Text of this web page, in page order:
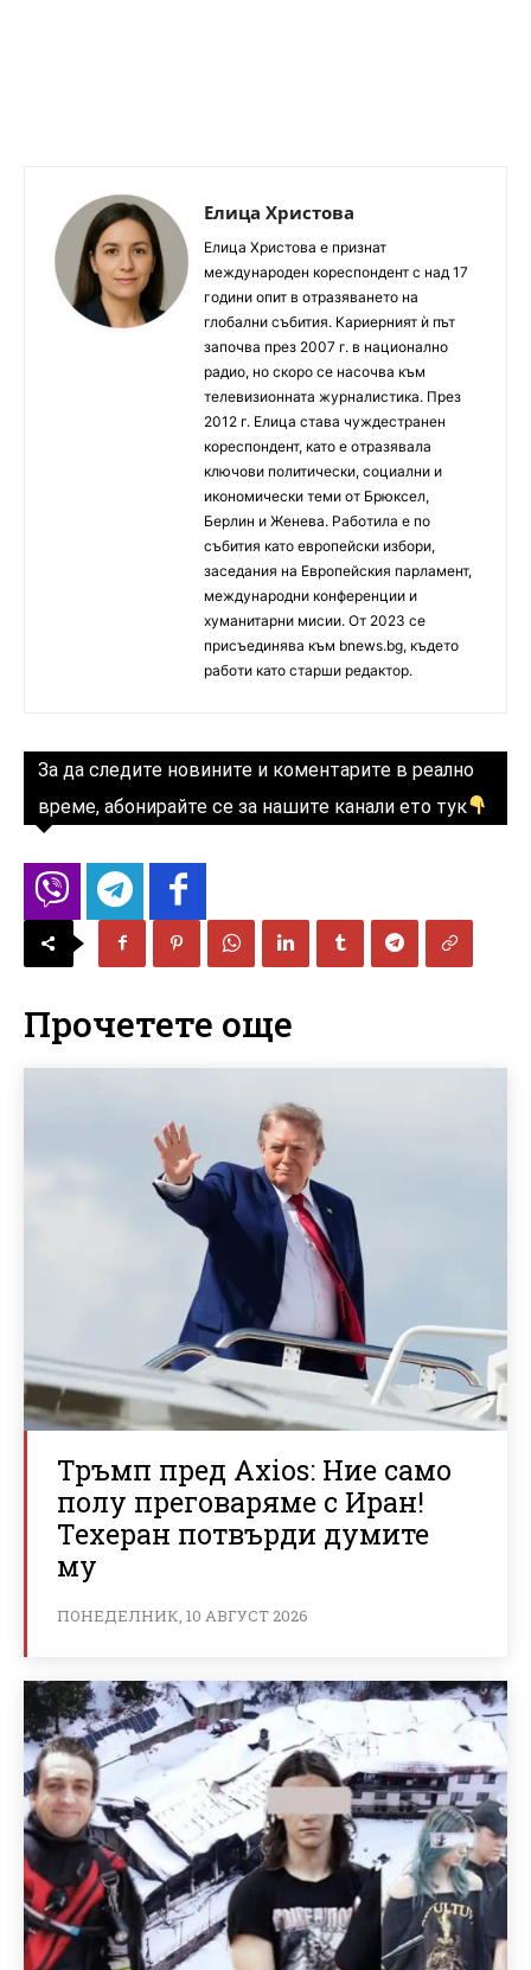
Елица Христова
Елица Христова е признат
международен кореспондент с над 17
години опит в отразяването на
глобални събития. Кариерният ѝ път
започва през 2007 г. в национално
радио, но скоро се насочва към
телевизионната журналистика. През
2012 г. Елица става чуждестранен
кореспондент, като е отразявала
ключови политически, социални и
икономически теми от Брюксел,
Берлин и Женева. Работила е по
събития като европейски избори,
заседания на Европейския парламент,
международни конференции и
хуманитарни мисии. От 2023 се
присъединява към bnews.bg, където
работи като старши редактор.
За да следите новините и коментарите в реално
време, абонирайте се за нашите канали ето тук
Прочетете още
Тръмп пред Axios: Ние само
полу преговаряме с Иран!
Техеран потвърди думите
му
ПОНЕДЕЛНИК, 10 АВГУСТ 2026